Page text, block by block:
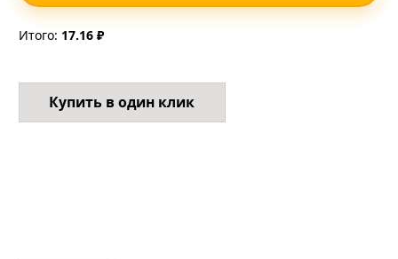
Итого: 17.16 ₽
Купить в один клик